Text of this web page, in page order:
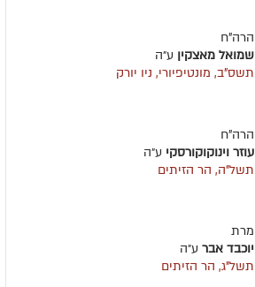
הרה"ח
שמואל מאצקין ע״ה
תשס"ב, מונטיפיורי, ניו יורק
הרה"ח
עוזר וינוקוקורסקי ע״ה
תשל"ה, הר הזיתים
מרת
יוכבד אבר ע״ה
תשל"ג, הר הזיתים